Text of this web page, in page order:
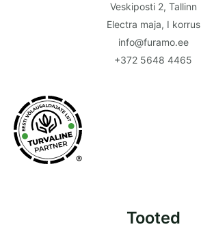
Veskiposti 2, Tallinn
Electra maja, I korrus
info@furamo.ee
+372 5648 4465
®
Tooted